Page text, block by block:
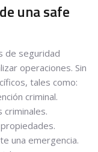
una safe
de seguridad
operaciones. Sin
tales como:
criminal.
criminales.
una emergencia.